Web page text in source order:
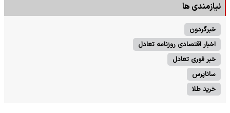
نیازمندی ها
خبرگردون
اخبار اقتصادی روزنامه تعادل
خبر فوری تعادل
ساناپرس
خرید طلا